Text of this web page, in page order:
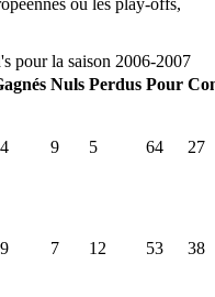
pour la saison 2006-2007
Nuls Perdus Pour
9 5 64 27
7 12 53 38